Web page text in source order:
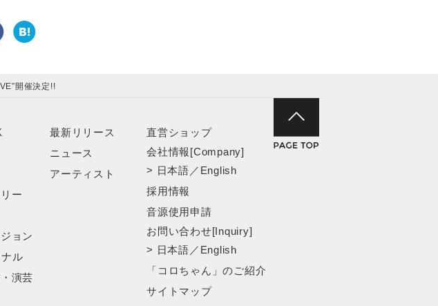
開催決定!!
ー
ョン
ル
演芸
最新リリース
ニュース
アーティスト
直営ショップ
会社情報[Company]
> 日本語 ／ English
採用情報
音源使用申請
お問い合わせ[Inquiry]
> 日本語 ／ English
「コロちゃん」のご紹介
サイトマップ